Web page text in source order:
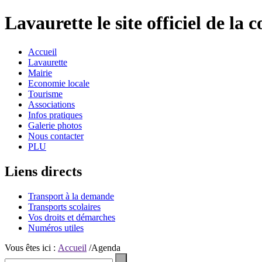
Lavaurette le site officiel de la
Accueil
Lavaurette
Mairie
Economie locale
Tourisme
Associations
Infos pratiques
Galerie photos
Nous contacter
PLU
Liens directs
Transport à la demande
Transports scolaires
Vos droits et démarches
Numéros utiles
Vous êtes ici : Accueil /Agenda